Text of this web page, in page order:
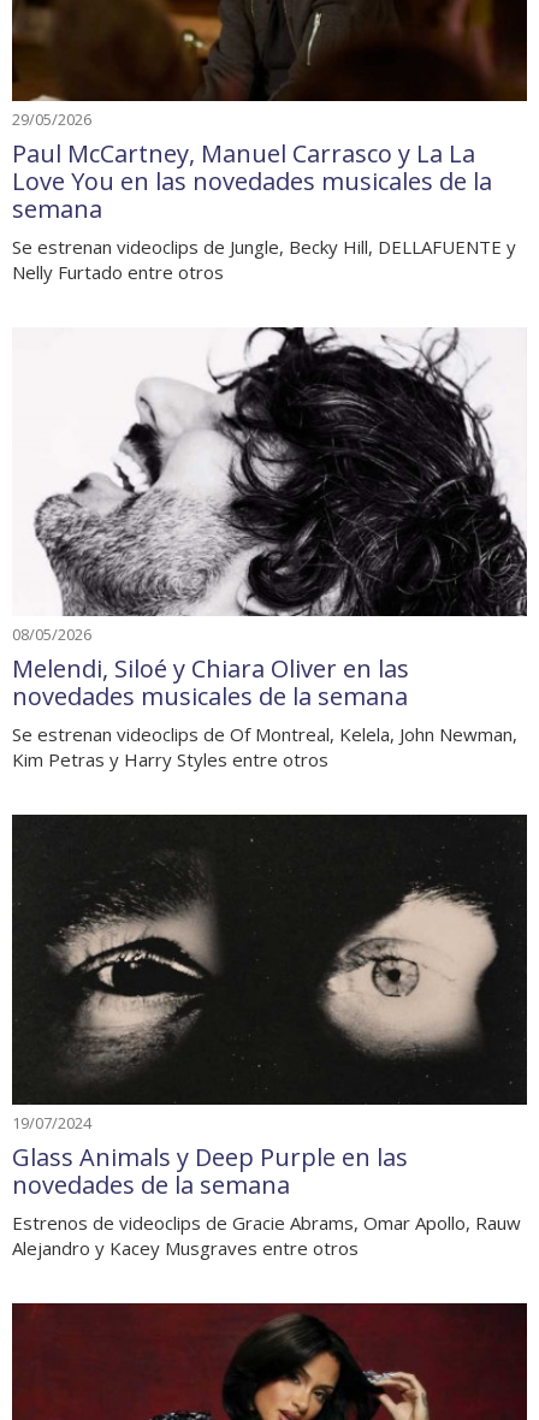
29/05/2026
Paul McCartney, Manuel Carrasco y La La
Love You en las novedades musicales de la
semana
Se estrenan videoclips de Jungle, Becky Hill, DELLAFUENTE y
Nelly Furtado entre otros
08/05/2026
Melendi, Siloé y Chiara Oliver en las
novedades musicales de la semana
Se estrenan videoclips de Of Montreal, Kelela, John Newman,
Kim Petras y Harry Styles entre otros
19/07/2024
Glass Animals y Deep Purple en las
novedades de la semana
Estrenos de videoclips de Gracie Abrams, Omar Apollo, Rauw
Alejandro y Kacey Musgraves entre otros